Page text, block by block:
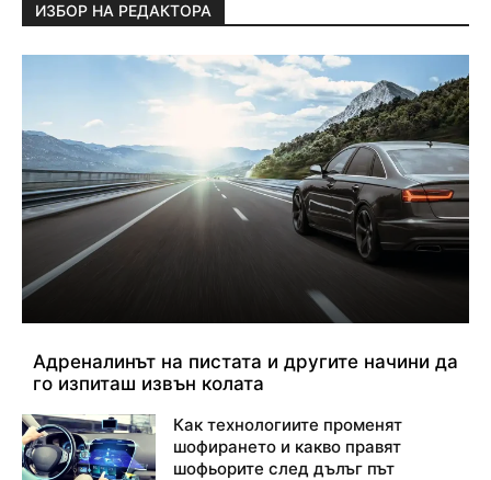
ИЗБОР НА РЕДАКТОРА
Адреналинът на пистата и другите начини да
го изпиташ извън колата
Как технологиите променят
шофирането и какво правят
шофьорите след дълъг път